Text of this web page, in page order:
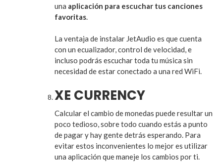
una aplicación para escuchar tus canciones
favoritas.
La ventaja de instalar JetAudio es que cuenta
con un ecualizador, control de velocidad, e
incluso podrás escuchar toda tu música sin
necesidad de estar conectado a una red WiFi.
XE CURRENCY
Calcular el cambio de monedas puede resultar un
poco tedioso, sobre todo cuando estás a punto
de pagar y hay gente detrás esperando. Para
evitar estos inconvenientes lo mejor es utilizar
una aplicación que maneje los cambios por ti.